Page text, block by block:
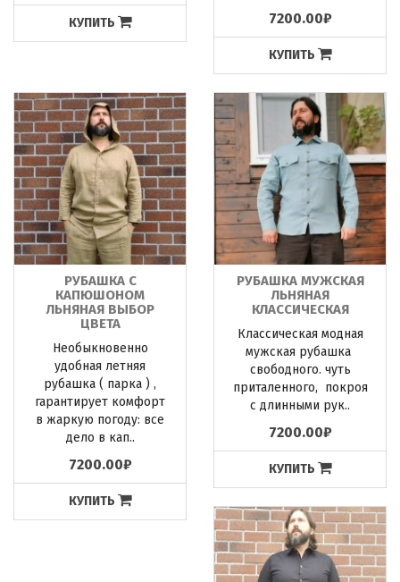
КУПИТЬ 7200.00₽
КУПИТЬ
РУБАШКА С
КАПЮШОНОМ
ЛЬНЯНАЯ ВЫБОР
ЦВЕТА
Необыкновенно
удобная летняя
рубашка ( парка ) ,
гарантирует комфорт
в жаркую погоду: все
дело в кап..
7200.00₽
КУПИТЬ
РУБАШКА МУЖСКАЯ
ЛЬНЯНАЯ
КЛАССИЧЕСКАЯ
Классическая модная
мужская рубашка
свободного. чуть
приталенного, покроя
с длинными рук..
7200.00₽
КУПИТЬ